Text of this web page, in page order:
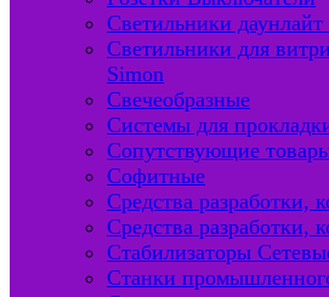
Светильники даунлайт
Светильники для
Simon
Свечеобразные
Системы для
Сопутствующие
Софитные
Средства разработки,
Средства разработки,
Стабилизаторы
Станки